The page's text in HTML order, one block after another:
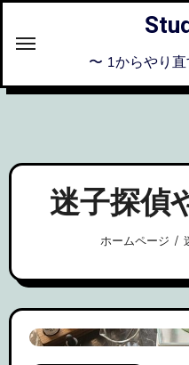
ス
〜 1からやり
迷子探偵
ホームページ